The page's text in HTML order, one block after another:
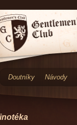
Doutníky Návody